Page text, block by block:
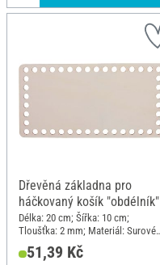
Dřevěná základna pro
háčkovaný košík "obdélník"
Délka: 20 cm; Šířka: 10 cm;
Tloušťka: 2 mm; Materiál: Surové
dřevo
51,39 Kč